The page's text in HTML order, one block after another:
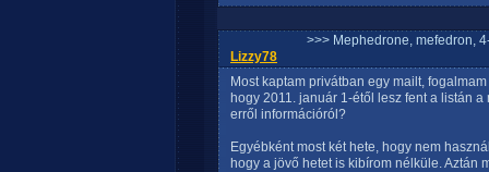
>>> Mephedrone, mefedron,
Lizzy78
Most kaptam privátban egy mailt,
hogy 2011. január 1-étől lesz fent a listán
erről információról?
Egyébként most két hete, hogy nem
hogy a jövő hetet is kibírom nélküle. Aztán